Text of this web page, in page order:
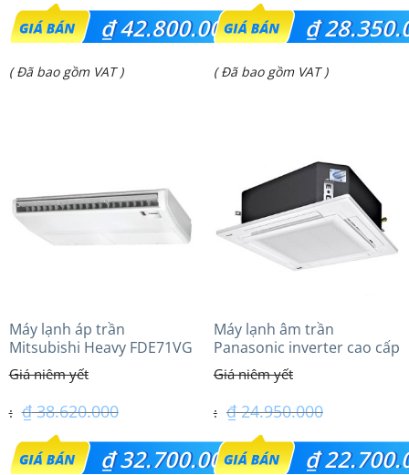
Giá
gốc
là:
₫42.800.000
Giá
₫ 42.800.000.
( Đã bao gồm VAT )
Giá
gốc
là:
₫
Giá
₫ 28.350.000.
( Đã bao gồm VAT )
Máy lạnh áp trần
Mitsubishi Heavy FDE71VG
(3.0Hp) Tiêu chuẩn
₫38.620.000
Giá
₫32.700.000
Máy lạnh âm trần
Panasonic inverter cao cấp
(2.0 Hp) S-1821PU3HA/U-
18PRH1H5
₫24.950.000
Giá
₫